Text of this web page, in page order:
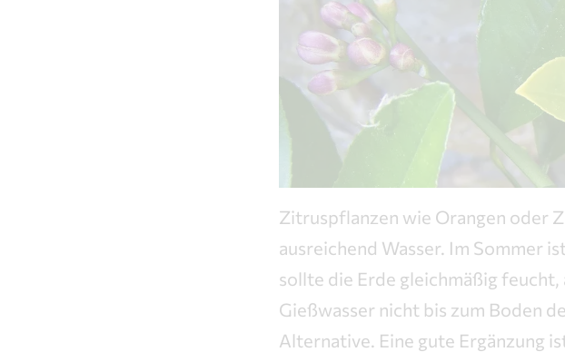
Zitruspflanzen wie Orangen oder
ausreichend Wasser. Im Sommer
sollte die Erde gleichmäßig feucht,
Gießwasser nicht bis zum Boden
Alternative. Eine gute Ergänzung